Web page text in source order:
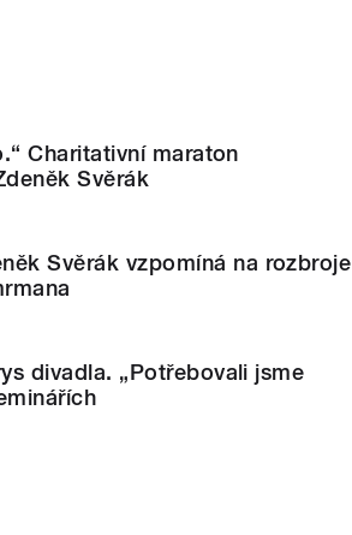
Charitativní maraton
Svěrák
Svěrák vzpomíná na rozbroje
divadla. „Potřebovali jsme